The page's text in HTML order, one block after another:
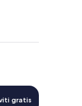
gratis